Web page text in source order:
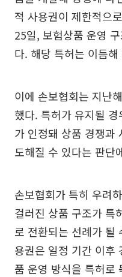
적 사용권이 제한적으
25일, 보험상품 운영
다. 해당 특허는 이듬
이에 손보협회는 지난
했다. 특허가 유지될
가 인정돼 상품 경쟁과
도해질 수 있다는 판단
손보협회가 특히 우려
걸러진 상품 구조가 특
로 전환되는 선례가 될
용권은 일정 기간 이후
품 운영 방식을 특허로